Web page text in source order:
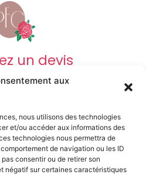
aux
nous utilisons des technologies
et/ou accéder aux informations des
technologies nous permettra de
de navigation ou les ID
consentir ou de retirer son
négatif sur certaines caractéristiques
un devis